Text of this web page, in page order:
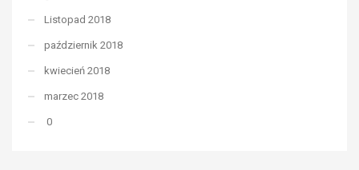
Listopad 2018
październik 2018
kwiecień 2018
marzec 2018
0